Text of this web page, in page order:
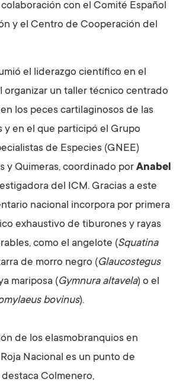
con el Comité Español
y el Centro de Cooperación del
el liderazgo científico en el
organizar un taller técnico centrado
los peces cartilaginosos de las
y en el que participó el Grupo
de Especies (GNEE)
y Quimeras, coordinado por Anabel
del ICM. Gracias a este
nacional incorpora por primera
exhaustivo de tiburones y rayas
como el angelote (Squatina
de morro negro (Glaucostegus
mariposa (Gymnura altavela) o el
bovinus).
de los elasmobranquios en
Nacional es un punto de
Colmenero,